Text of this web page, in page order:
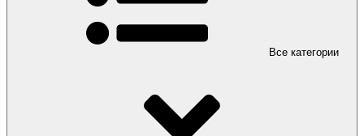
Все категории